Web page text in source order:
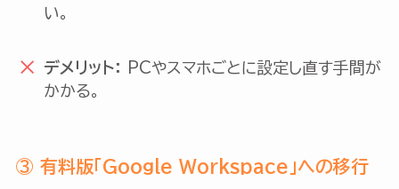
い。
デメリット：
PCやスマホごとに設定し直す手間が
かかる。
③ 有料版「Google Workspace」への移行